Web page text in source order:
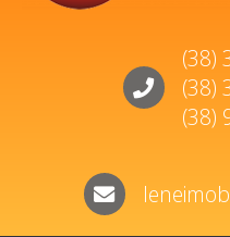
(38)
(38)
(38)